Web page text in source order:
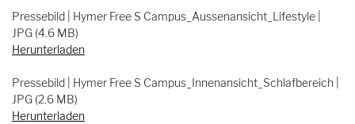
Pressebild | Hymer Free S Campus_Aussenansicht_Lifestyle |
JPG (4.6 MB)
Herunterladen
Pressebild | Hymer Free S Campus_Innenansicht_Schlafbereich |
JPG (2.6 MB)
Herunterladen